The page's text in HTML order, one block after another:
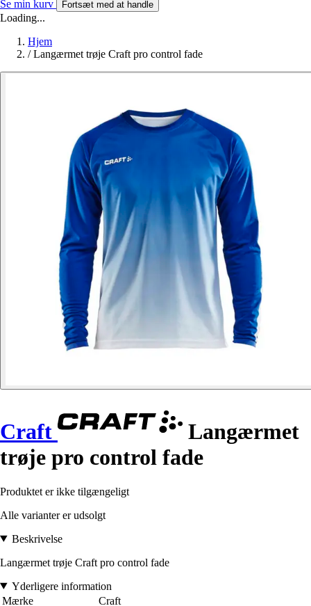
Se min kurv Fortsæt med at handle
Loading...
Hjem
/ Langærmet trøje Craft pro control fade
Craft
Langærmet
trøje pro control fade
Produktet er ikke tilgængeligt
Alle varianter er udsolgt
Beskrivelse
Langærmet trøje Craft pro control fade
Yderligere information
Mærke
Craft